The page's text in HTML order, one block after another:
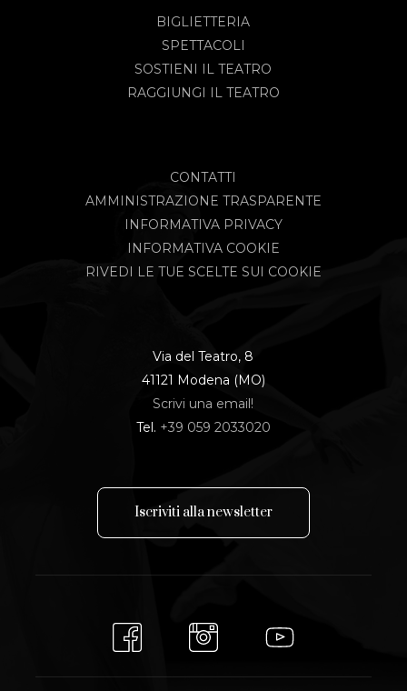
BIGLIETTERIA
SPETTACOLI
SOSTIENI IL TEATRO
RAGGIUNGI IL TEATRO
CONTATTI
AMMINISTRAZIONE TRASPARENTE
INFORMATIVA PRIVACY
INFORMATIVA COOKIE
RIVEDI LE TUE SCELTE SUI COOKIE
Via del Teatro, 8
41121 Modena (MO)
Scrivi una email!
Tel. +39 059 2033020
Iscriviti allanewsletter